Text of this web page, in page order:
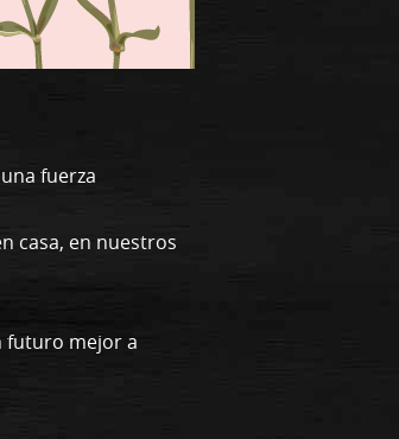
fuerza
casa, en nuestros
futuro mejor a